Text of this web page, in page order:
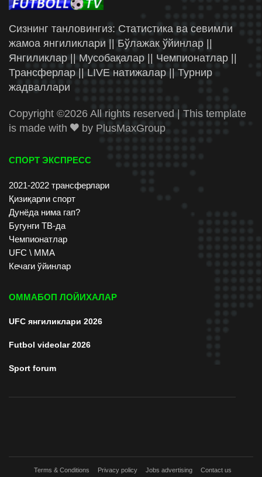
Сизнинг танловингиз: Статистика ва севимли
жамоа янгиликлари || Бўлажак ўйинлар ||
Янгиликлар || Мусобақалар || Чемпионатлар ||
Трансферлар || LIVE натижалар || Турнир
жадваллари
Copyright ©2026 All rights reserved | This template
is made with
by PlusMaxGroup
СПОРТ ЭКСПРЕСС
2021-2022 трансферлари
Қизиқарли спорт
Дунёда нима гап?
Бугунги ТВ-да
Чемпионатлар
UFC \ ММА
Кечаги ўйинлар
ОММАБОП ЛОЙИХАЛАР
UFC янгиликлари 2026
Futbol videolar 2026
Sport forum
Terms & Conditions Privacy policy Jobs advertising Contact us